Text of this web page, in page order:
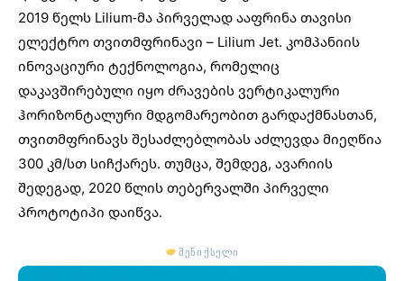
2019 წელს Lilium-მა პირველად ააფრინა თავისი
ელექტრო თვითმფრინავი – Lilium Jet. კომპანიის
ინოვაციური ტექნოლოგია, რომელიც
დაკავშირებული იყო ძრავების ვერტიკალური
ჰორიზონტალური მდგომარეობით გარდაქმნასთან,
თვითმფრინავს შესაძლებლობას აძლევდა მიეღწია
300 კმ/სთ სიჩქარეს. თუმცა, შემდეგ, ავარიის
შედეგად, 2020 წლის თებერვალში პირველი
პროტოტიპი დაიწვა.
შენი ქსელი